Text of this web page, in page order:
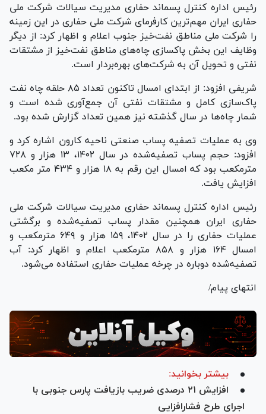
رئیس اداره کنترل پسماند حفاری مدیریت سیالات شرکت ملی
حفاری ایران مهم‌ترین کارفرمای شرکت ملی حفاری در این زمینه
را شرکت ملی مناطق نفت‌خیز جنوب اعلام و اظهار کرد: از دیگر
وظایف این بخش پاکسازی چاه‌های مناطق نفت‌خیز از مشتقات
نفتی و تحویل آن به شرکت‌های بهره‌بردار است.
شریفی افزود: از ابتدای امسال تاکنون تعداد ۸۵ حلقه چاه نفت
پاک‌سازی کامل و مشتقات نفتی آن جمع‌آوری شده است و
شمار چاه‌ها در سال گذشته نیز همین تعداد گزارش شده بود.
وی به عملیات تصفیه پساب صنعتی ناحیه کارون اشاره کرد و
افزود: حجم پساب تصفیه‌شده در سال ۱۴۰۲، ۱۳ هزار و ۷۲۸
مترمکعب بود که امسال این رقم به ۱۸ هزار و ۴۳۴ متر مکعب
افزایش یافت.
رئیس اداره کنترل پسماند حفاری مدیریت سیالات شرکت ملی
حفاری ایران همچنین مقدار پساب تصفیه‌شده و برگشتی
عملیات حفاری را در سال ۱۴۰۲، ۱۵۹ هزار و ۶۴۹ مترمکعب و
امسال ۱۶۴ هزار و ۸۵۸ مترمکعب اعلام و اظهار کرد: آب
تصفیه‌شده دوباره در چرخه عملیات حفاری استفاده می‌شود.
انتهای پیام/
بیشتر بخوانید:
افزایش ۲۱ درصدی ضریب بازیافت پارس جنوبی با
اجرای طرح فشارافزایی